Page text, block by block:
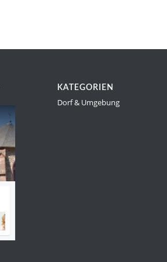
KATEGORIEN
Dorf & Umgebung